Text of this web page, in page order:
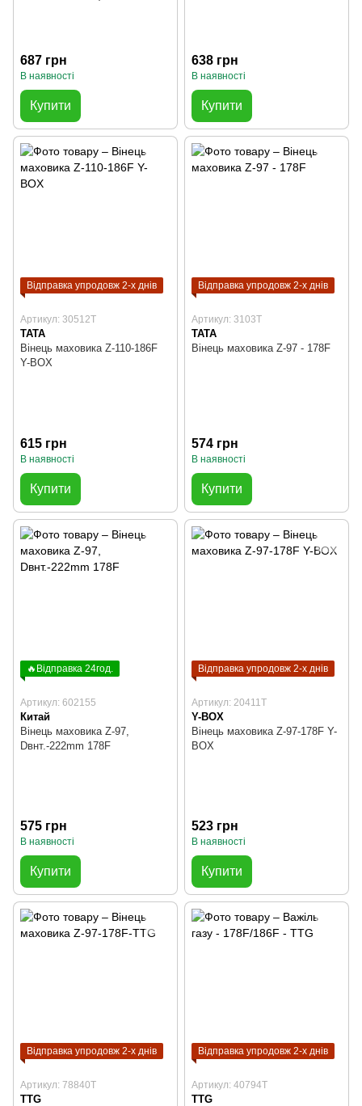
687 грн
В наявності
Купити
638 грн
В наявності
Купити
Відправка упродовж 2-х днів
Артикул: 30512T
TATA
Вінець маховика Z-110-186F
Y-BOX
615 грн
В наявності
Купити
Відправка упродовж 2-х днів
Артикул: 3103T
TATA
Вінець маховика Z-97 - 178F
574 грн
В наявності
Купити
🔥Відправка 24год.
Артикул: 602155
Китай
Вінець маховика Z-97,
Dвнт.-222mm 178F
575 грн
В наявності
Купити
Відправка упродовж 2-х днів
Артикул: 20411T
Y-BOX
Вінець маховика Z-97-178F Y-
BOX
523 грн
В наявності
Купити
Відправка упродовж 2-х днів
Артикул: 78840T
TTG
Відправка упродовж 2-х днів
Артикул: 40794T
TTG